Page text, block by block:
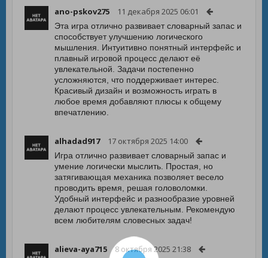
ano-pskov275 11 декабря 2025 06:01
Эта игра отлично развивает словарный запас и
способствует улучшению логического
мышления. Интуитивно понятный интерфейс и
плавный игровой процесс делают её
увлекательной. Задачи постепенно
усложняются, что поддерживает интерес.
Красивый дизайн и возможность играть в
любое время добавляют плюсы к общему
впечатлению.
alhadad917 17 октября 2025 14:00
Игра отлично развивает словарный запас и
умение логически мыслить. Простая, но
затягивающая механика позволяет весело
проводить время, решая головоломки.
Удобный интерфейс и разнообразие уровней
делают процесс увлекательным. Рекомендую
всем любителям словесных задач!
alieva-aya715 8 октября 2025 21:38